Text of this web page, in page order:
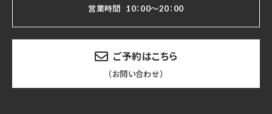
営業時間 10：00～20：00
ご予約はこちら
（お問い合わせ）